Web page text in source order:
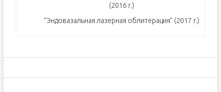
(2016 г.)
“Эндовазальная лазерная облитерация” (2017 г.)